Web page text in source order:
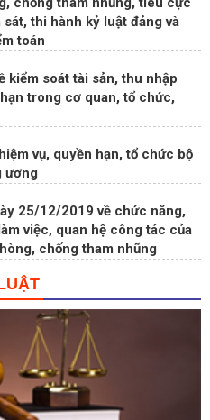
vụ, quyền hạn, tổ chức bộ
25/12/2019 về chức năng,
việc, quan hệ công tác của
với cán bộ, công chức
cán bộ, công chức, viên chức